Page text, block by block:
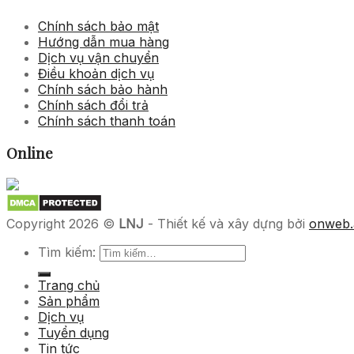
Chính sách bảo mật
Hướng dẫn mua hàng
Dịch vụ vận chuyển
Điều khoản dịch vụ
Chính sách bảo hành
Chính sách đổi trả
Chính sách thanh toán
Online
Copyright 2026 © LNJ - Thiết kế và xây dựng bởi
Tìm kiếm:
Trang chủ
Sản phẩm
Dịch vụ
Tuyển dụng
Tin tức